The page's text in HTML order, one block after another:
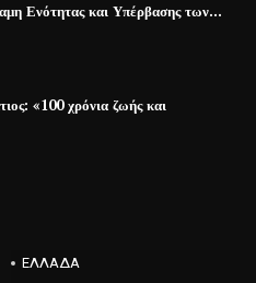
Ενότητας και Υπέρβασης των…
«100 χρόνια ζωής και
ΕΛΛΑΔΑ